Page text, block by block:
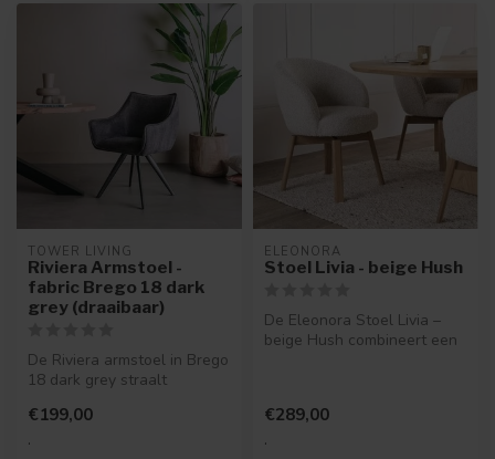
TOWER LIVING
Riviera Armstoel -
fabric Brego 18 dark
grey (draaibaar)
De Riviera armstoel in Brego
18 dark grey straalt
d...
€199,00
.
ELEONORA
Stoel Livia - beige Hush
De Eleonora Stoel Livia –
beige Hush combineert een
€289,00
.